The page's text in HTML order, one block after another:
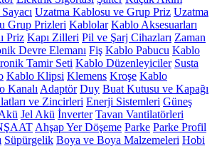
Uzatma Kablosu ve Grup Priz Uzatma
Grup Prizleri Kablolar Kablo Aksesuarları
Priz Kapı Zilleri Pil ve Şarj Cihazları Zaman
Devre Elemanı Fiş Kablo Pabucu Kablo
Tamir Seti Kablo Düzenleyiciler Susta
Kablo Klipsi Klemens Kroşe Kablo
Kanalı Adaptör Duy Buat Kutusu ve Kapağı
ve Zincirleri Enerji Sistemleri Güneş
Jel Akü İnverter Tavan Vantilatörleri
Ahşap Yer Döşeme Parke Parke Profil
Süpürgelik Boya ve Boya Malzemeleri Hobi